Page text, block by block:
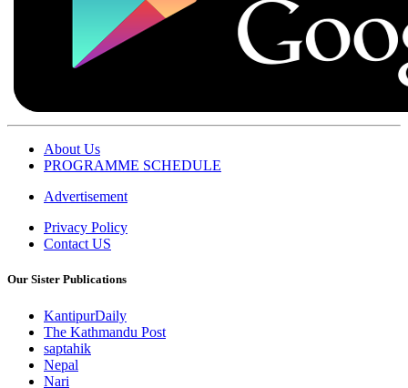
About Us
PROGRAMME SCHEDULE
Advertisement
Privacy Policy
Contact US
Our Sister Publications
KantipurDaily
The Kathmandu Post
saptahik
Nepal
Nari